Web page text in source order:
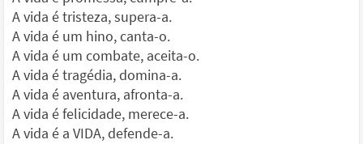
A vida é tristeza, supera-a.
A vida é um hino, canta-o.
A vida é um combate, aceita-o.
A vida é tragédia, domina-a.
A vida é aventura, afronta-a.
A vida é felicidade, merece-a.
A vida é a VIDA, defende-a.